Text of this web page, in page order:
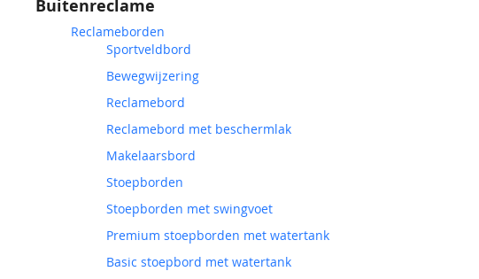
Buitenreclame
Reclameborden
Sportveldbord
Bewegwijzering
Reclamebord
Reclamebord met beschermlak
Makelaarsbord
Stoepborden
Stoepborden met swingvoet
Premium stoepborden met watertank
Basic stoepbord met watertank